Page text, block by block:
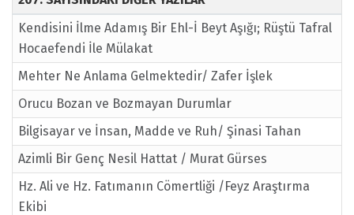
Kendisini İlme Adamış Bir Ehl-İ Beyt Aşığı; Rüştü Tafral
Hocaefendi İle Mülakat
Mehter Ne Anlama Gelmektedir/ Zafer İşlek
Orucu Bozan ve Bozmayan Durumlar
Bilgisayar ve İnsan, Madde ve Ruh/ Şinasi Tahan
Azimli Bir Genç Nesil Hattat / Murat Gürses
Hz. Ali ve Hz. Fatımanın Cömertliği /Feyz Araştırma
Ekibi